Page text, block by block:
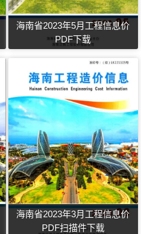
海南省2023年5月工程信息价
PDF下载
海南省2023年3月工程信息价
PDF扫描件下载